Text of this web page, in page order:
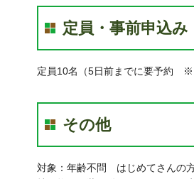
定員・事前申込み
定員10名（5日前までに要予約 ※
その他
対象：年齢不問 はじめてさんの方